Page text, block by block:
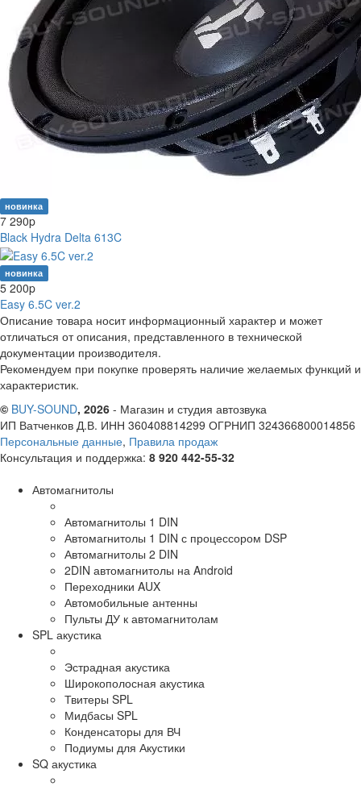
новинка
7 290p
Black Hydra Delta 613C
новинка
5 200p
Easy 6.5C ver.2
Описание товара носит информационный характер и может
отличаться от описания, представленного в технической
документации производителя.
Рекомендуем при покупке проверять наличие желаемых функций и
характеристик.
© BUY-SOUND, 2026 - Магазин и студия автозвука
ИП Ватченков Д.В. ИНН 360408814299 ОГРНИП 324366800014856
Персональные данные, Правила продаж
Консультация и поддержка: 8 920 442-55-32
Автомагнитолы
Автомагнитолы 1 DIN
Автомагнитолы 1 DIN с процессором DSP
Автомагнитолы 2 DIN
2DIN автомагнитолы на Android
Переходники AUX
Автомобильные антенны
Пульты ДУ к автомагнитолам
SPL акустика
Эстрадная акустика
Широкополосная акустика
Твитеры SPL
Мидбасы SPL
Конденсаторы для ВЧ
Подиумы для Акустики
SQ акустика